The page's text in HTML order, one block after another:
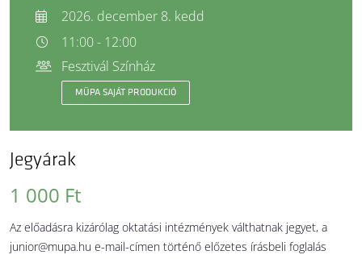
2026. december 8. kedd
11:00 - 12:00
Fesztivál Színház
MÜPA SAJÁT PRODUKCIÓ
Jegyárak
1 000 Ft
Az előadásra kizárólag oktatási intézmények válthatnak jegyet, a
junior@mupa.hu e-mail-címen történő előzetes írásbeli foglalás